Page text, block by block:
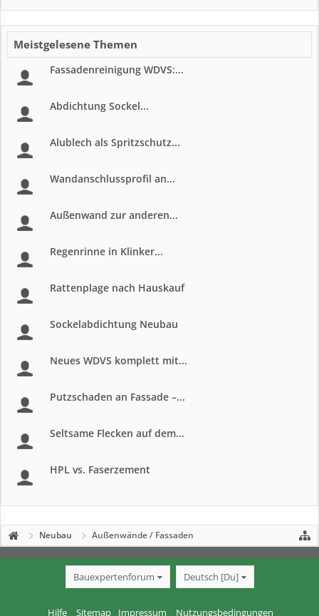
Meistgelesene Themen
Fassadenreinigung WDVS:...
Abdichtung Sockel...
Alublech als Spritzschutz...
Wandanschlussprofil an...
Außenwand zur anderen...
Regenrinne in Klinker...
Rattenplage nach Hauskauf
Sockelabdichtung Neubau
Neues WDVS komplett mit...
Putzschaden an Fassade –...
Seltsame Flecken auf dem...
HPL vs. Faserzement
Neubau Außenwände / Fassaden
Bauexpertenforum Deutsch [Du]
Hilfe Sitemap Impressum Nutzungsbedingungen